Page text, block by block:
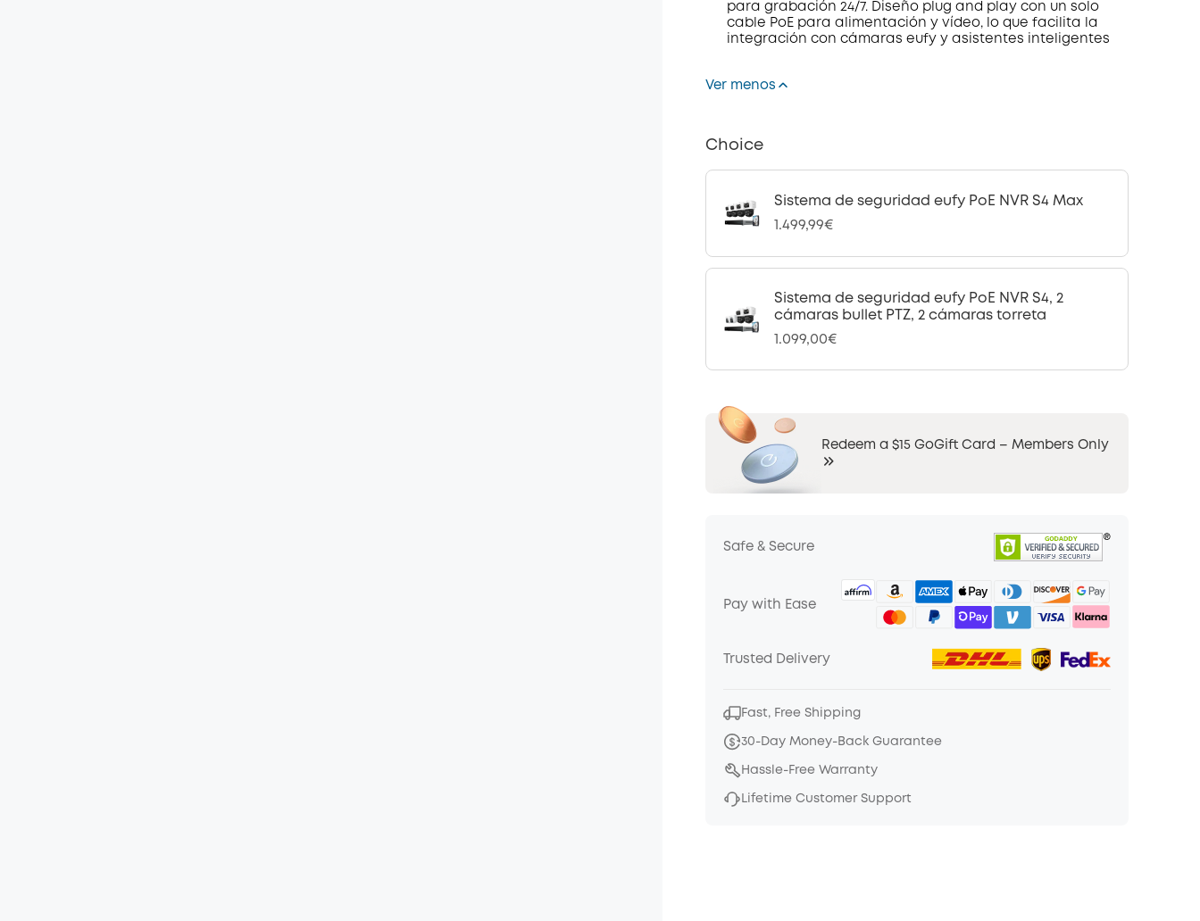
para grabación 24/7. Diseño plug and play con un solo
cable PoE para alimentación y vídeo, lo que facilita la
integración con cámaras eufy y asistentes inteligentes
Ver menos
Choice
Sistema de seguridad eufy PoE NVR S4 Max
1.499,99€
Sistema de seguridad eufy PoE NVR S4, 2
cámaras bullet PTZ, 2 cámaras torreta
1.099,00€
Redeem a $15 GoGift Card – Members Only
Safe & Secure
Pay with Ease
Trusted Delivery
Fast, Free Shipping
30-Day Money-Back Guarantee
Hassle-Free Warranty
Lifetime Customer Support